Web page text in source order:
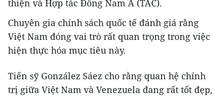
thiện và Hợp tác Đông Nam Á (TAC).
Chuyên gia chính sách quốc tế đánh giá rằng
Việt Nam đóng vai trò rất quan trọng trong việc
hiện thực hóa mục tiêu này.
Tiến sỹ González Sáez cho rằng quan hệ chính
trị giữa Việt Nam và Venezuela đang rất tốt đẹp,